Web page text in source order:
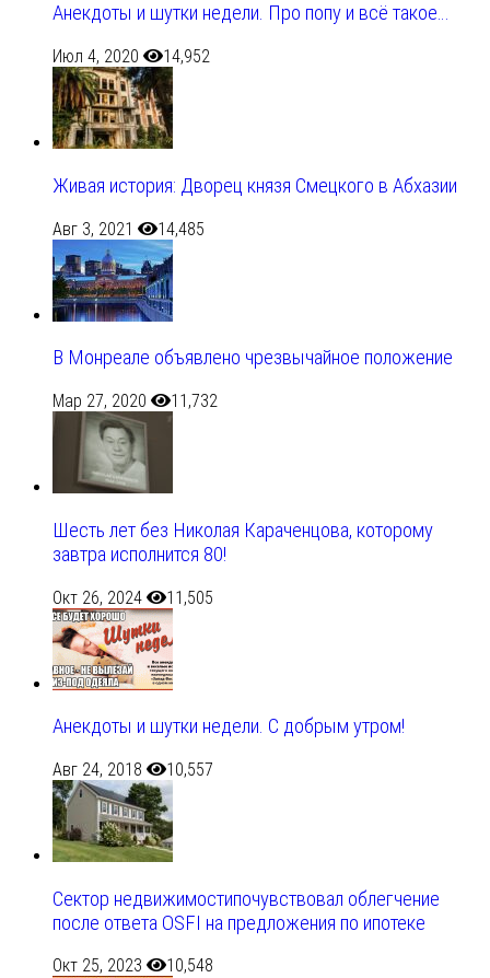
Анекдоты и шутки недели. Про попу и всё такое…
Июл 4, 2020 14,952
Живая история: Дворец князя Смецкого в Абхазии
Авг 3, 2021 14,485
В Монреале объявлено чрезвычайное положение
Мар 27, 2020 11,732
Шесть лет без Николая Караченцова, которому
завтра исполнится 80!
Окт 26, 2024 11,505
Анекдоты и шутки недели. С добрым утром!
Авг 24, 2018 10,557
Сектор недвижимостипочувствовал облегчение
после ответа OSFI на предложения по ипотеке
Окт 25, 2023 10,548